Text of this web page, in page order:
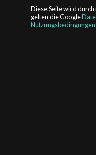
Diese Seite wird
gelten die Google
Nutzungsbedingungen